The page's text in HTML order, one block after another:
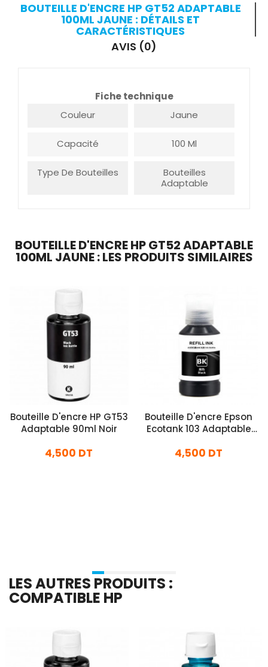
BOUTEILLE D'ENCRE HP GT52 ADAPTABLE
100ML JAUNE : DÉTAILS ET
CARACTÉRISTIQUES
AVIS (0)
Fiche technique
Couleur
Jaune
Capacité 100 Ml
Type De Bouteilles
Bouteilles
Adaptable
BOUTEILLE D'ENCRE HP GT52 ADAPTABLE
100ML JAUNE : LES PRODUITS SIMILAIRES
Bouteille D'encre HP GT53
Adaptable 90ml Noir
4,500 DT
Bouteille D'encre Epson
Ecotank 103 Adaptable
4,500 DT
LES AUTRES PRODUITS :
COMPATIBLE HP